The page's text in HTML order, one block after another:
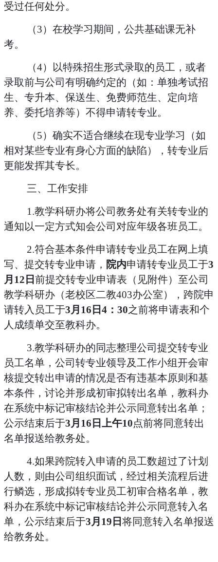
受过任何处分。
（3） 在校学习期间，公共基础课无补
考。
（4）以特殊招生形式录取的员工，或者
录取前与公司有明确约定的（如：单独考试招
生、专升本、保送生、免费师范生、定向培
养、委托培养等）不得申请转专业。
（5） 确实不适合继续在现专业学习
（如
相对某些专业有身心方面的缺陷）
，转专业后
更能发挥其专长。
三、工作安排
1.教学科研办将公司教务处有关转专业的
通知以一定方式知会公司对应年级各班员工。
2.符合基本条件申请转专业员工在网上填
写、提交转专业申请， 院内申请转专业员工于3
月 12 日 前提交转专业申请表（见附件）至公司
教学科研办（老校区二教403办公室），跨院申
请转入员工于3月16日4：30之前将申请表和个
人成绩单交至教科办。
3.教学科研办的同志整理公司提交转专业
员工名单，公司转专业领导及工作小组开会审
核提交转出申请的情况是否有违基本原则和基
本条件，讨论并形成初审拟转出名单，教科办
在系统中标记审核结论并公示同意转出名单；
公示结束后于3月16日上午10点前将同意转出
名单报送给教务处。
4.如果跨院转入申请的员工数超过了计划
人数，则由公司组织面试，经过相关流程后进
行鳞选，形成拟转专业员工初审合格名单，教
科办在系统中标记审核结论并公示同意转入名
单，公示结束后于3月19日 将同意转入名单报送
给教务处。